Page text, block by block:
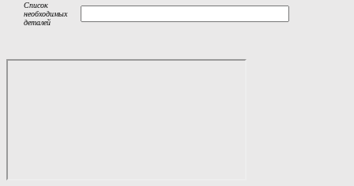
Список
необходимых
деталей